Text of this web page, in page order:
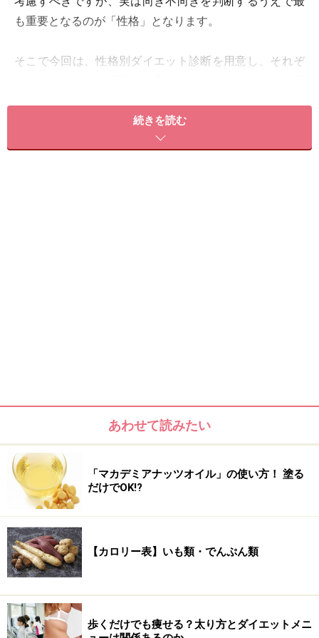
も重要となるのが「性格」となります。
そこで今回は、性格別ダイエット診断を用意し、それぞ
以下をチェックし、最も数が多かった項目がアナタの性
格となります。
■タイプA
□波風を立てず、人に合わせる傾向にある
□怒ったり焦ったりすることがあまりない
□始めるまでには時間がかかるが、一旦始めるといつま
でも続ける
続きを読む
あわせて読みたい
「マカデミアナッツオイル」の使い方！ 塗る
だけでOK!?
【カロリー表】いも類・でんぷん類
歩くだけでも痩せる？太り方とダイエットメニ